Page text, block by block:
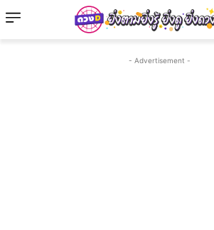
- Advertisement -